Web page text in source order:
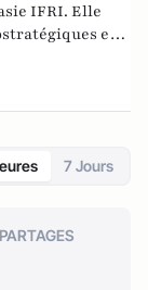
IFRI. Elle
en
7 Jours